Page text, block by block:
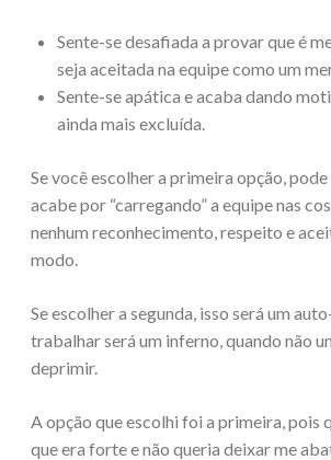
Sente-se desafiada a provar que é
seja aceitada na equipe como um
Sente-se apática e acaba dando
ainda mais excluída.
Se você escolher a primeira opção,
acabe por “carregando” a equipe nas
nenhum reconhecimento, respeito e
modo.
Se escolher a segunda, isso será um
trabalhar será um inferno, quando não
deprimir.
A opção que escolhi foi a primeira, pois
que era forte e não queria deixar me